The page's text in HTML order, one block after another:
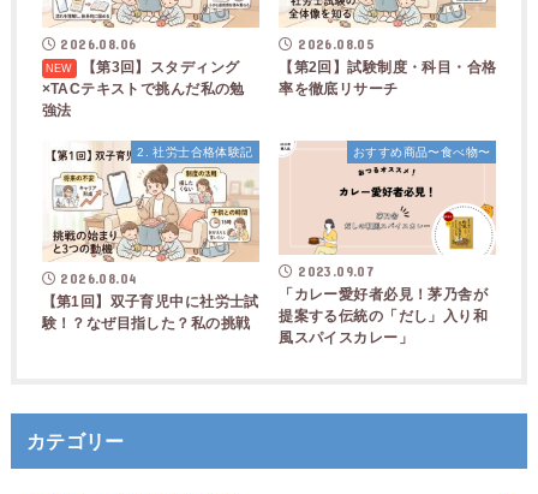
2026.08.06
【第3回】スタディング
×TACテキストで挑んだ私の勉
強法
2026.08.05
【第2回】試験制度・科目・合格
率を徹底リサーチ
2. 社労士合格体験記
2026.08.04
【第1回】双子育児中に社労士試
験！？なぜ目指した？私の挑戦
おすすめ商品〜食べ物〜
2023.09.07
「カレー愛好者必見！茅乃舎が
提案する伝統の「だし」入り和
風スパイスカレー」
カテゴリー